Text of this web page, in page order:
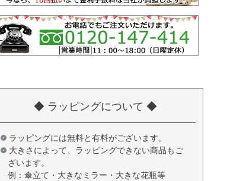
◆ ラッピングについて ◆
ラッピングには無料と有料がございます。
大きさによって、ラッピングできない商品もご
ざいます。
例：傘立て・大きなミラー・大きな花瓶等